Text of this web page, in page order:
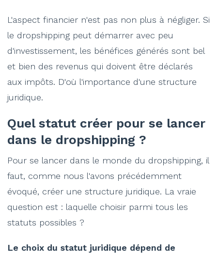
L'aspect financier n'est pas non plus à négliger. Si
le dropshipping peut démarrer avec peu
d'investissement, les bénéfices générés sont bel
et bien des revenus qui doivent être déclarés
aux impôts. D'où l'importance d'une structure
juridique.
Quel statut créer pour se lancer
dans le dropshipping ?
Pour se lancer dans le monde du dropshipping, il
faut, comme nous l'avons précédemment
évoqué, créer une structure juridique. La vraie
question est : laquelle choisir parmi tous les
statuts possibles ?
Le choix du statut juridique dépend de